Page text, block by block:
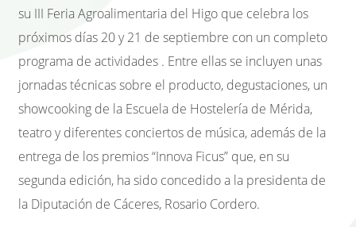
su III Feria Agroalimentaria del Higo que celebra los
próximos días 20 y 21 de septiembre con un completo
programa de actividades . Entre ellas se incluyen unas
jornadas técnicas sobre el producto, degustaciones, un
showcooking de la Escuela de Hostelería de Mérida,
teatro y diferentes conciertos de música, además de la
entrega de los premios “Innova Ficus” que, en su
segunda edición, ha sido concedido a la presidenta de
la Diputación de Cáceres, Rosario Cordero.